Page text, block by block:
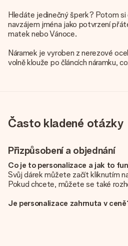
Hledáte jedinečný šperk? Potom si
navzájem jména jako potvrzení
matek nebo Vánoce.
Náramek je vyroben z nerezové
volně klouže po článcích náramku,
Často kladené otázky
Přizpůsobení a objednání
Co je to personalizace a jak to
Svůj dárek můžete začít kliknutím
Pokud chcete, můžete se také
Je personalizace zahrnuta v
Chceme se ujistit, že jste se